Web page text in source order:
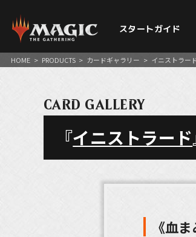
スタートガイド
HOME > PRODUCTS > カードギャラリー > イニストラー
CARD GALLERY
『イニストラード
《血